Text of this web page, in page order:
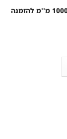
פלטת חימום נירוסטה 525*1000 מ''מ להזמנה